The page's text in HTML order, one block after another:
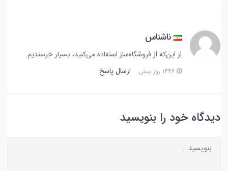
ناشناس
از این‌که از فروشگاه‌ساز استفاده می‌کنید، بسیار خرسندیم.
ارسال پاسخ
دیدگاه خود را بنویسید